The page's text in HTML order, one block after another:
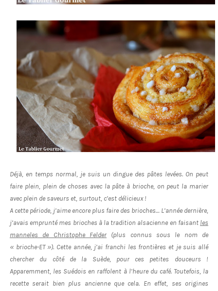
Déjà, en temps normal, je suis un dingue des pâtes levées. On peut
faire plein, plein de choses avec la pâte à brioche, on peut la marier
avec plein de saveurs et, surtout, c’est délicieux !
A cette période, j’aime encore plus faire des brioches… L’année dernière,
j’avais emprunté mes brioches à la tradition alsacienne en faisant les
manneles de Christophe Felder (plus connus sous le nom de
« brioche-ET »). Cette année, j’ai franchi les frontières et je suis allé
chercher du côté de la Suède, pour ces petites douceurs !
Apparemment, les Suédois en raffolent à l’heure du café. Toutefois, la
recette serait bien plus ancienne que cela. En effet, ses origines